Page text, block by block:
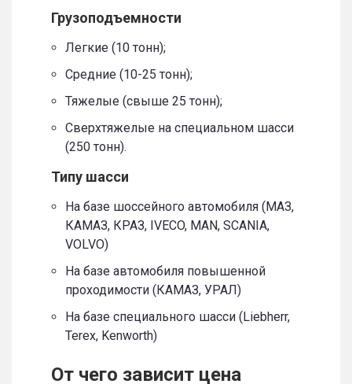
Грузоподъемности
Легкие (10 тонн);
Средние (10-25 тонн);
Тяжелые (свыше 25 тонн);
Сверхтяжелые на специальном шасси
(250 тонн).
Типу шасси
На базе шоссейного автомобиля (МАЗ,
КАМАЗ, КРАЗ, IVECO, MAN, SCANIA,
VOLVO)
На базе автомобиля повышенной
проходимости (КАМАЗ, УРАЛ)
На базе специального шасси (Liebherr,
Terex, Kenworth)
От чего зависит цена